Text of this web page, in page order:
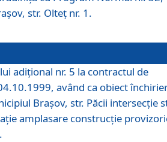
str. Olteț nr. 1.
adițional nr. 5 la contractul de
având ca obiect
Brașov, str. Păcii intersecție
amplasare construcție